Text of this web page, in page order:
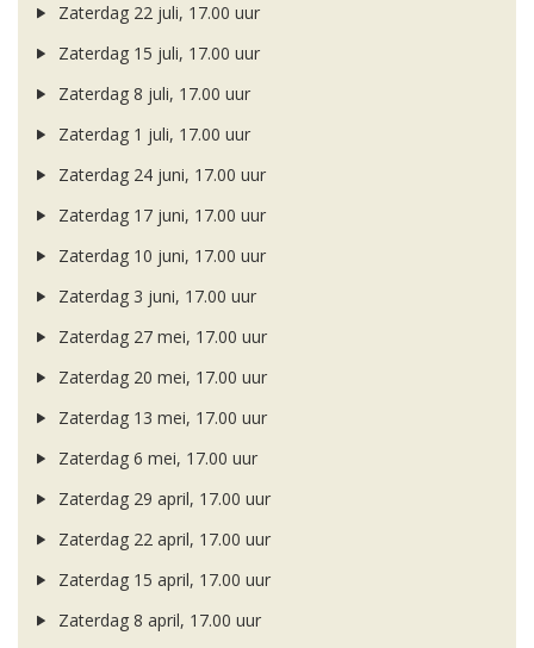
Zaterdag 22 juli, 17.00 uur
Zaterdag 15 juli, 17.00 uur
Zaterdag 8 juli, 17.00 uur
Zaterdag 1 juli, 17.00 uur
Zaterdag 24 juni, 17.00 uur
Zaterdag 17 juni, 17.00 uur
Zaterdag 10 juni, 17.00 uur
Zaterdag 3 juni, 17.00 uur
Zaterdag 27 mei, 17.00 uur
Zaterdag 20 mei, 17.00 uur
Zaterdag 13 mei, 17.00 uur
Zaterdag 6 mei, 17.00 uur
Zaterdag 29 april, 17.00 uur
Zaterdag 22 april, 17.00 uur
Zaterdag 15 april, 17.00 uur
Zaterdag 8 april, 17.00 uur